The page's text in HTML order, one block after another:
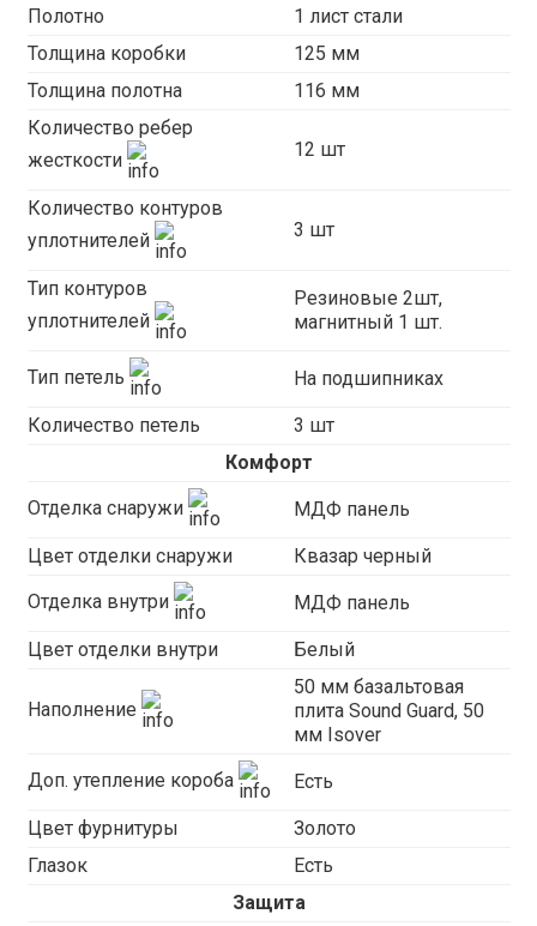
Полотно
1 лист стали
Толщина коробки
125 мм
Толщина полотна
116 мм
Количество ребер
жесткости
12 шт
Количество контуров
уплотнителей
3 шт
Тип контуров
уплотнителей
Резиновые 2шт,
магнитный 1 шт.
Тип петель На подшипниках
Количество петель
3 шт
Комфорт
Отделка снаружи МДФ панель
Цвет отделки снаружи Квазар черный
Отделка внутри МДФ панель
Цвет отделки внутри Белый
Наполнение
50 мм базальтовая
плита Sound Guard, 50
мм Isover
Доп. утепление короба Есть
Цвет фурнитуры
Золото
Глазок
Есть
Защита